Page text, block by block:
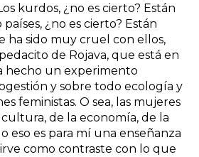
kurdos, ¿no es cierto? Están
¿no es cierto? Están
ha sido muy cruel con ellos,
de Rojava, que está en
hecho un experimento
y sobre todo ecología y
feministas. O sea, las mujeres
de la economía, de la
eso es para mí una enseñanza
como contraste con lo que